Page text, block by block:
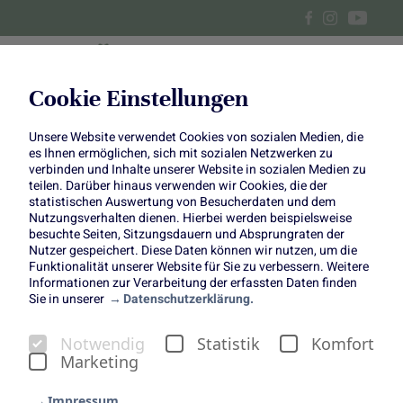
Cookie Einstellungen
Unsere Website verwendet Cookies von sozialen Medien, die
es Ihnen ermöglichen, sich mit sozialen Netzwerken zu
verbinden und Inhalte unserer Website in sozialen Medien zu
teilen. Darüber hinaus verwenden wir Cookies, die der
statistischen Auswertung von Besucherdaten und dem
Nutzungsverhalten dienen. Hierbei werden beispielsweise
besuchte Seiten, Sitzungsdauern und Absprungraten der
Nutzer gespeichert. Diese Daten können wir nutzen, um die
Funktionalität unserer Website für Sie zu verbessern. Weitere
Informationen zur Verarbeitung der erfassten Daten finden
Sie in unserer
Datenschutzerklärung.
Notwendig Statistik
Komfort
Marketing
Vegane Zitronentarte
Kuchen des Monats Januar
2024
Sauer, fruchtig, lecker: Unser erster Kuchen des Monats im
Jahr 2024 ist eine erfrischende Kombination aus Zitronen